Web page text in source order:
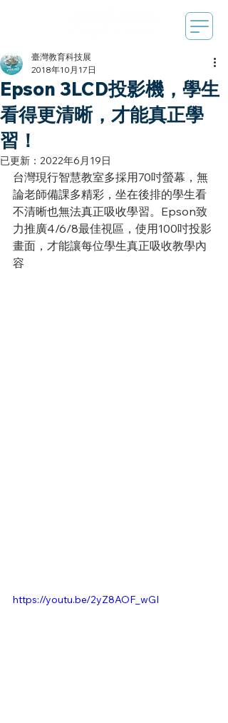
Epson 3LCD投影機，學生
看得更清晰，才能真正學
習！
臺灣教育科技展
2018年10月17日
已更新： 2022年6月19日
台灣現行智慧教室多採用70吋螢幕，無
論老師備課多精彩，坐在後排的學生看
不清晰也無法真正吸收學習。Epson致
力推廣4/6/8最佳視區，使用100吋投影
畫面，才能讓每位學生真正吸收教學內
容
https://youtu.be/2yZ8AOF_wGI